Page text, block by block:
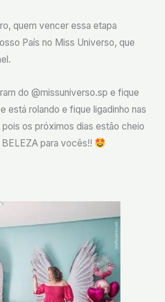
quem vencer essa etapa
País no Miss Universo, que
do @missuniverso.sp e fique
está rolando e fique ligadinho nas
os próximos dias estão cheio
para vocês!!